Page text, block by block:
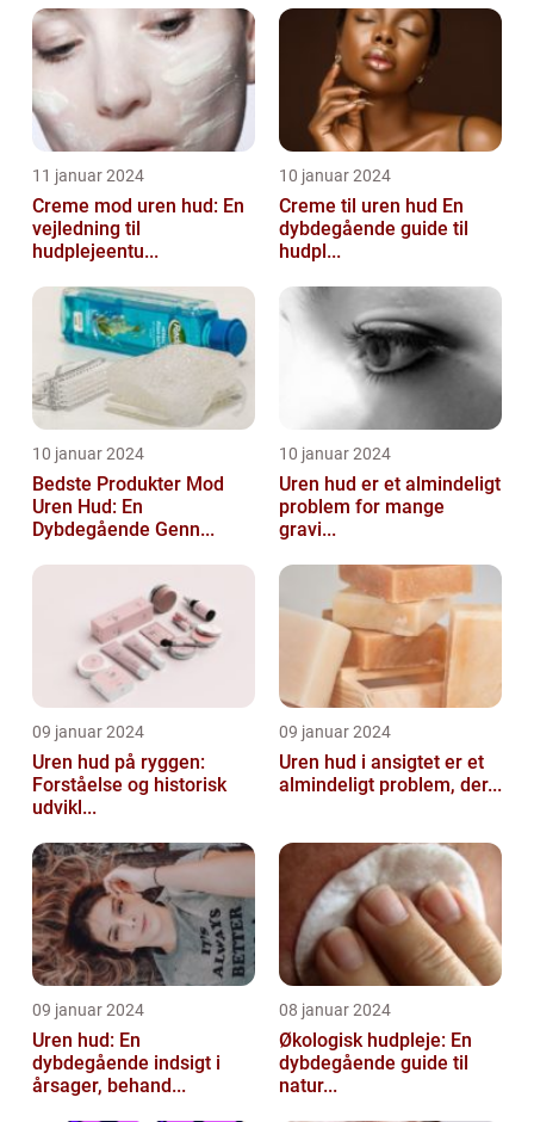
11 januar 2024
Creme mod uren hud: En
vejledning til
hudplejeentu...
10 januar 2024
Creme til uren hud En
dybdegående guide til
hudpl...
10 januar 2024
Bedste Produkter Mod
Uren Hud: En
Dybdegående Genn...
10 januar 2024
Uren hud er et almindeligt
problem for mange
gravi...
09 januar 2024
Uren hud på ryggen:
Forståelse og historisk
udvikl...
09 januar 2024
Uren hud i ansigtet er et
almindeligt problem, der...
09 januar 2024
Uren hud: En
dybdegående indsigt i
årsager, behand...
08 januar 2024
Økologisk hudpleje: En
dybdegående guide til
natur...